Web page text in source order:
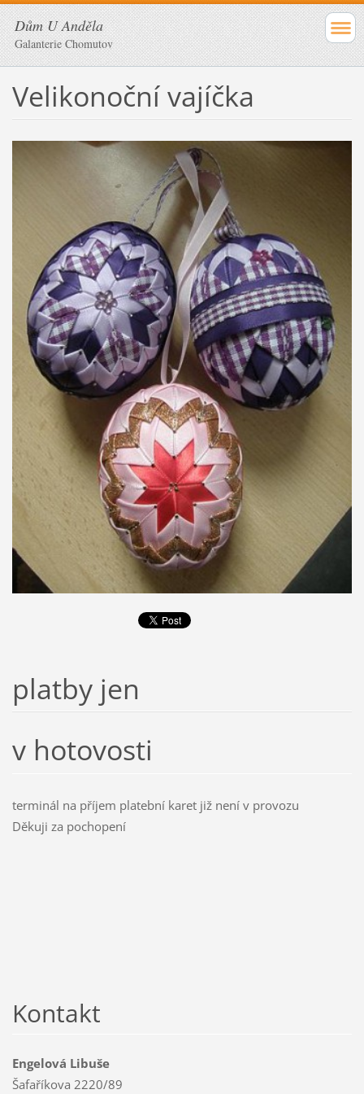
Dům U Anděla
Galanterie Chomutov
Velikonoční vajíčka
platby jen
v hotovosti
terminál na příjem platební karet již není v provozu
Děkuji za pochopení
Kontakt
Engelová Libuše
Šafaříkova 2220/89